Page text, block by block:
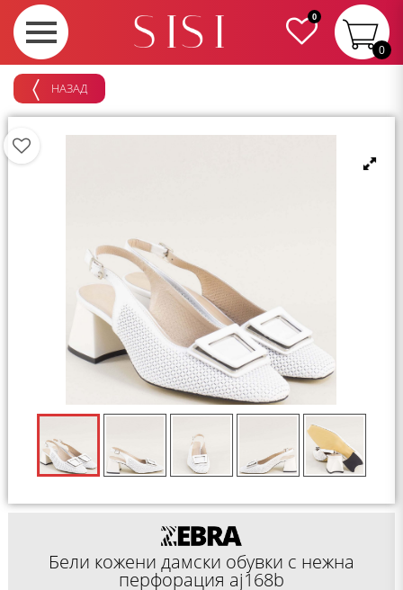
0
0
НАЗАД
Бели кожени дамски обувки с нежна
перфорация aj168b